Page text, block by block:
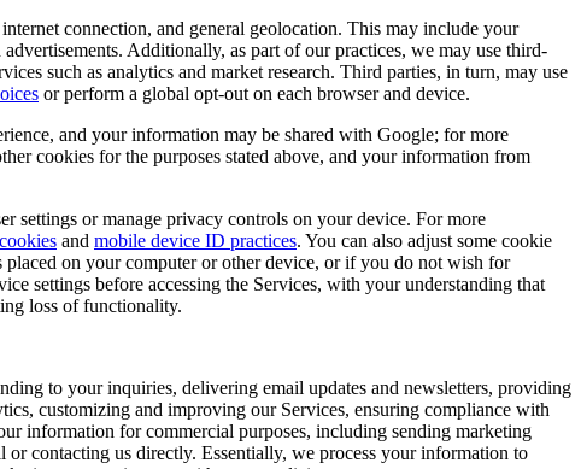
connection, and general geolocation. This may include your
Additionally, as part of our practices, we may use third-
such as analytics and market research. Third parties, in turn, may use
or perform a global opt-out on each browser and device.
and your information may be shared with Google; for more
cookies for the purposes stated above, and your information from
settings or manage privacy controls on your device. For more
and mobile device ID practices. You can also adjust some cookie
on your computer or other device, or if you do not wish for
settings before accessing the Services, with your understanding that
loss of functionality.
to your inquiries, delivering email updates and newsletters, providing
customizing and improving our Services, ensuring compliance with
information for commercial purposes, including sending marketing
contacting us directly. Essentially, we process your information to